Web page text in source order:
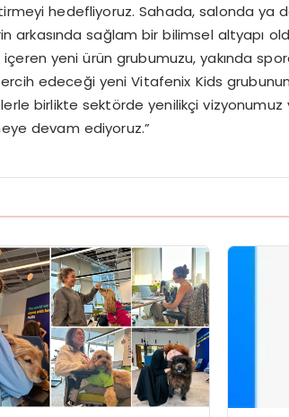
hedefliyoruz. Sahada, salonda ya
arkasında sağlam bir bilimsel altyapı
yeni ürün grubumuzu, yakında
edeceği yeni Vitafenix Kids
birlikte sektörde yenilikçi
devam ediyoruz.”